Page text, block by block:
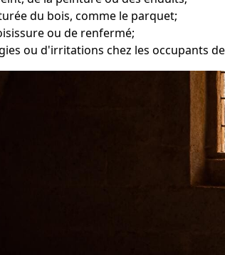
du bois, comme le parquet;
ou de renfermé;
ou d'irritations chez les occupants